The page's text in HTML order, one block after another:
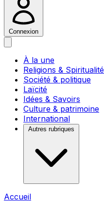
Connexion
À la une
Religions &
Société & politique
Laïcité
Idées & Savoirs
Culture & patrimoine
International
Autres rubriques
Accueil